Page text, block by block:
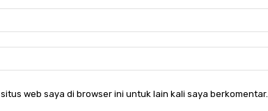
web saya di browser ini untuk lain kali saya berkomentar.